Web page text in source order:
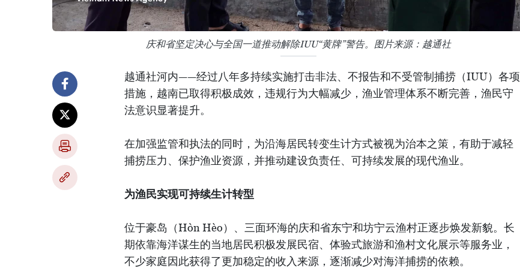
庆和省坚定决心与全国一道推动解除IUU“黄牌”警告。图片来源：越通社
越通社河内——经过八年多持续实施打击非法、不报告和不受管制捕捞（IUU）各项
措施，越南已取得积极成效，违规行为大幅减少，渔业管理体系不断完善，渔民守
法意识显著提升。
在加强监管和执法的同时，为沿海居民转变生计方式被视为治本之策，有助于减轻
捕捞压力、保护渔业资源，并推动建设负责任、可持续发展的现代渔业。
为渔民实现可持续生计转型
位于豪岛（Hòn Hèo）、三面环海的庆和省东宁和坊宁云渔村正逐步焕发新貌。长
期依靠海洋谋生的当地居民积极发展民宿、体验式旅游和渔村文化展示等服务业，
不少家庭因此获得了更加稳定的收入来源，逐渐减少对海洋捕捞的依赖。